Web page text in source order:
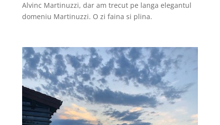
Alvinc Martinuzzi, dar am trecut pe langa elegantul
domeniu Martinuzzi. O zi faina si plina.